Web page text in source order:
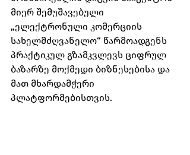
მიერ შემუშავებული
„ელექტრონული კომერციის
სახელმძღვანელო“ წარმოადგენს
პრაქტიკულ გზამკვლევს ციფრულ
ბაზარზე მოქმედი ბიზნესებისა და
მათ მხარდამჭერი
პლატფორმებისთვის.